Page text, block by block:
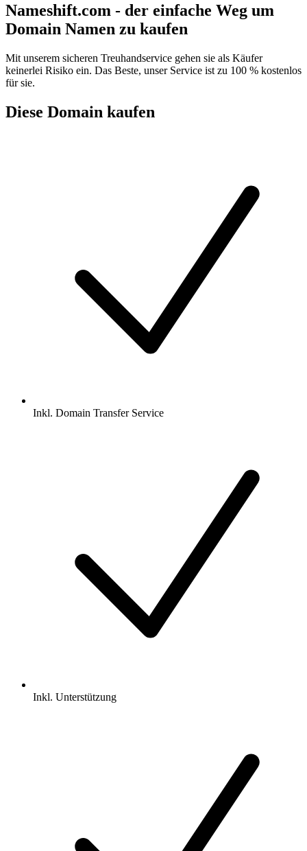
Nameshift.com - der einfache Weg um
Domain Namen zu kaufen
Mit unserem sicheren Treuhandservice gehen sie als Käufer
keinerlei Risiko ein. Das Beste, unser Service ist zu 100 % kostenlos
für sie.
Diese Domain kaufen
Inkl. Domain Transfer Service
Inkl. Unterstützung